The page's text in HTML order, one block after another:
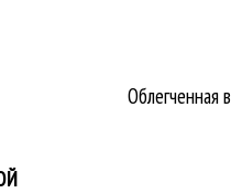
Облегченная